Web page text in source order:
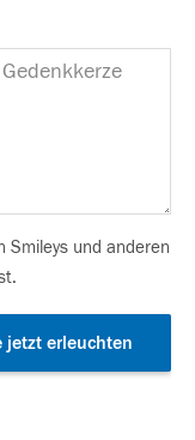
Smileys und anderen
jetzt erleuchten